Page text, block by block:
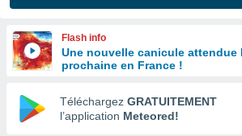
en
Flash info
Une nouvelle canicule attendue
prochaine en France !
Téléchargez GRATUITEMENT
l’application Meteored!